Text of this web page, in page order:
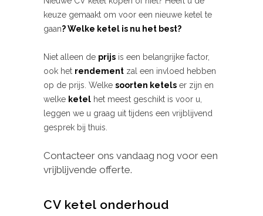
keuze gemaakt om voor een nieuwe ketel te
gaan? Welke ketel is nu het best?
Niet alleen de prijs is een belangrijke factor,
ook het rendement zal een invloed hebben
op de prijs. Welke soorten ketels er zijn en
welke ketel het meest geschikt is voor u,
leggen we u graag uit tijdens een vrijblijvend
gesprek bij thuis.
Contacteer ons vandaag nog voor een
vrijblijvende offerte.
CV ketel onderhoud